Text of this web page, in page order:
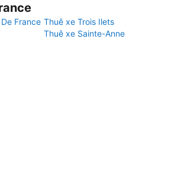
France
France Thuê xe Trois Ilets
Thuê xe Sainte-Anne